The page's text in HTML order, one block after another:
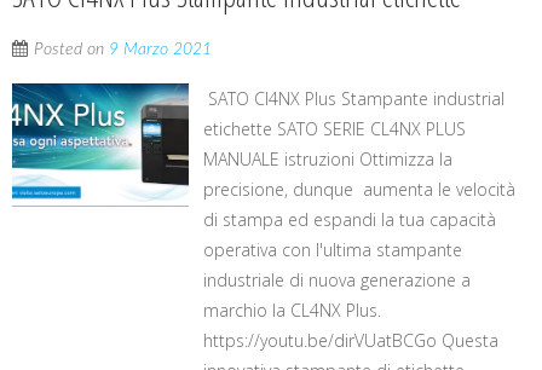
Posted on 9 Marzo 2021
SATO Cl4NX Plus Stampante industrial
etichette SATO SERIE CL4NX PLUS
MANUALE istruzioni Ottimizza la
precisione, dunque aumenta le velocità
di stampa ed espandi la tua capacità
operativa con l'ultima stampante
industriale di nuova generazione a
marchio la CL4NX Plus.
https://youtu.be/dirVUatBCGo Questa